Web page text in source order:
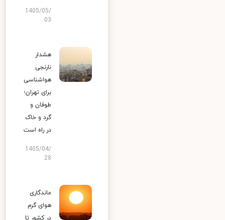
1405/05/
03
هشدار
نارنجی
هواشناسی
برای تهران؛
طوفان و
گرد و خاک
در راه است
1405/04/
28
ماندگاری
هوای گرم
در کشور تا